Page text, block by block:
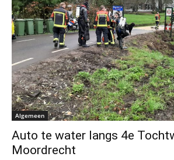
Algemeen
Auto te water langs 4e
Moordrecht